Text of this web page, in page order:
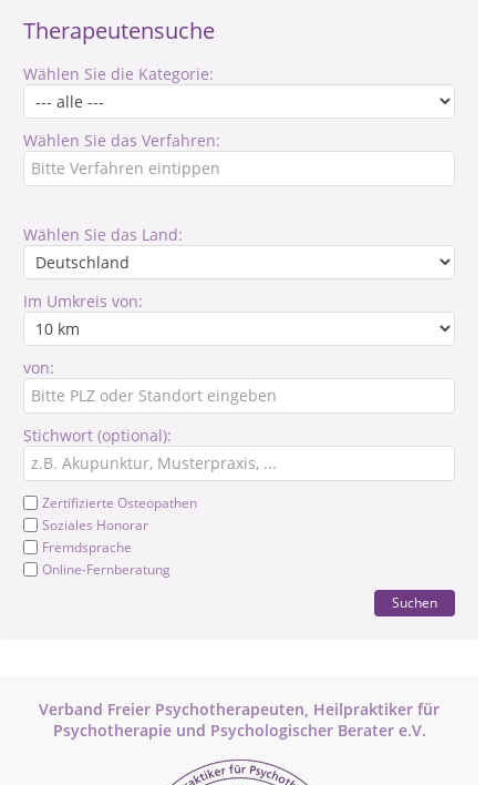
Therapeutensuche
Wählen Sie die Kategorie:
Wählen Sie das Verfahren:
Wählen Sie das Land:
Im Umkreis von:
von:
Stichwort (optional):
Zertifizierte Osteopathen
Soziales Honorar
Fremdsprache
Online-Fernberatung
Suchen
Verband Freier Psychotherapeuten, Heilpraktiker für
Psychotherapie und Psychologischer Berater e.V.